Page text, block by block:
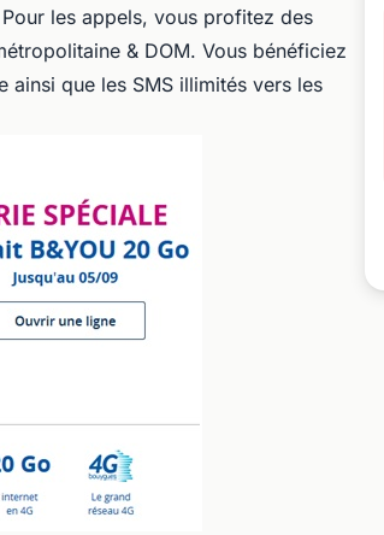
les appels, vous profitez des
& DOM. Vous bénéficiez
ainsi que les SMS illimités vers les